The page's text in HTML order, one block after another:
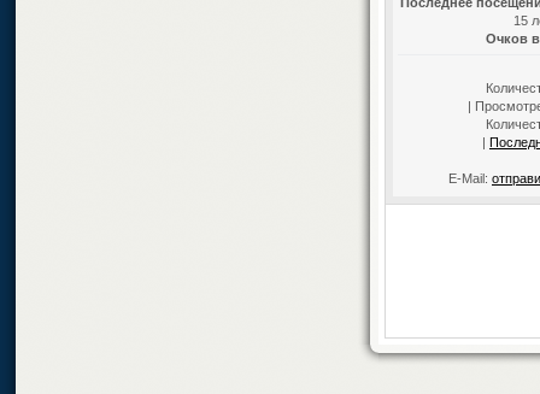
15
Очков в
|
|
E-Mail: